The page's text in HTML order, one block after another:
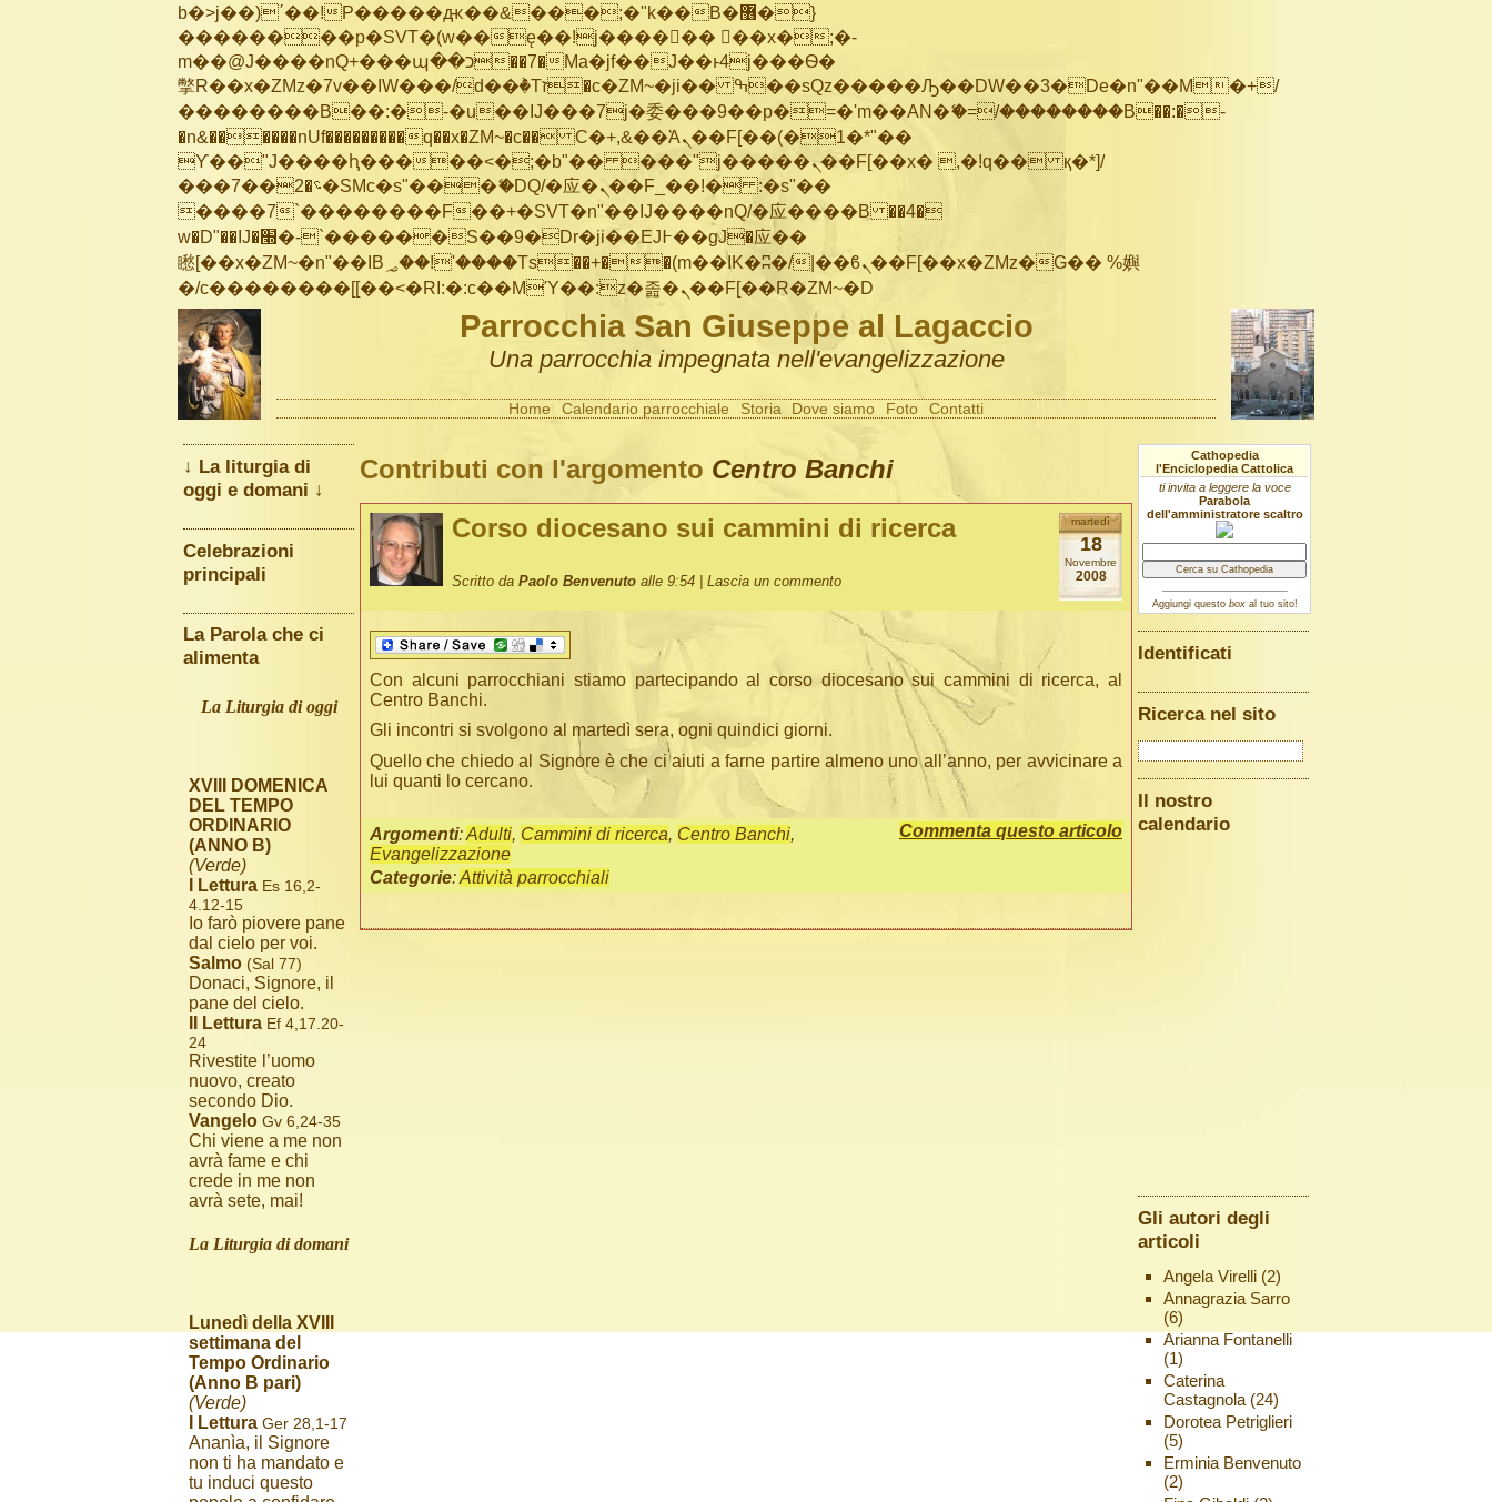
b�>j��)΄��!P�����ԫ��&���;�"k��B�޶�}
��������p�SVT�(w��ę��!j������ ��x�;�-
m��@J����nQ+���պ��כ��7�Ma�jf��J��ͱ4j���Ѳ�
撆R��x�ZMz�7v��IW���/d��ٞ�Тז�c�ZM~�ji�� ߒ��sQz�����Ԡ��DW��3�De�n"��M�+/
��������B��:�-�u��IJ���7j�委���9��p�=�'m��AN�ޭ�=/��������B��:�-
�n&������nUf���������q��x�ZM~�c�� Ϲ�+,&��Ὰܢ��F[��(�1�*"��
ϒ��"J����ԧ�����<�;�b"�� ���"j�����ܢ��F[��x� ,�!q�� қ�*]/
���؝�2��7�SMc�s"���ޭ�DQ/�应�ܢ��F_��!� :�s"��
����7`��������F��+�SVT�n"��IJ����nQ/�应����B ��4�
w�D"��IJ�׭�-`������S��9�Dr�ji��EJ߅��gJ�应��
矁[��x�ZM~�n"��IB؃��!'����Тѕ��+��(m��IK�ʭ�/|��ϐܢ��F[��x�ZMz�G�� %嬩
�/c��������[[��<�RI:�:c��MΎ��:z�졾�ܢ��F[��R�ZM~�D
Parrocchia San Giuseppe al Lagaccio
Una parrocchia impegnata nell'evangelizzazione
Home Calendario parrocchiale Storia Dove siamo Foto Contatti
Contributi con l'argomento Centro Banchi
martedì
18
Novembre
2008
Corso diocesano sui cammini di ricerca
Scritto da Paolo Benvenuto alle 9:54 | Lascia un commento
Con alcuni parrocchiani stiamo partecipando al corso diocesano sui cammini di ricerca, al
Centro Banchi.
Gli incontri si svolgono al martedì sera, ogni quindici giorni.
Quello che chiedo al Signore è che ci aiuti a farne partire almeno uno all’anno, per avvicinare a
lui quanti lo cercano.
Commenta questo articolo
Argomenti:Adulti, Cammini di ricerca, Centro Banchi,
Evangelizzazione
Categorie:Attività parrocchiali
↓ La liturgia di
oggi e domani ↓
Celebrazioni
principali
La Parola che ci
alimenta
La Liturgia di oggi
XVIII DOMENICA
DEL TEMPO
ORDINARIO
(ANNO B)
(Verde)
I Lettura Es 16,2-
4.12-15
Io farò piovere pane
dal cielo per voi.
Salmo (Sal 77)
Donaci, Signore, il
pane del cielo.
II Lettura Ef 4,17.20-
24
Rivestite l’uomo
nuovo, creato
secondo Dio.
Vangelo Gv 6,24-35
Chi viene a me non
avrà fame e chi
crede in me non
avrà sete, mai!
La Liturgia di domani
Lunedì della XVIII
settimana del
Tempo Ordinario
(Anno B pari)
(Verde)
I Lettura Ger 28,1-17
Ananìa, il Signore
non ti ha mandato e
tu induci questo
Cathopedia
l'Enciclopedia Cattolica
ti invita a leggere la voce
Parabola
dell'amministratore scaltro
Aggiungi questo boxal tuo sito!
Identificati
Ricerca nel sito
Il nostro
calendario
Gli autori degli
articoli
Angela Virelli(2)
Annagrazia Sarro
(6)
Arianna Fontanelli
(1)
Caterina
Castagnola(24)
Dorotea Petriglieri
(5)
Erminia Benvenuto
(2)